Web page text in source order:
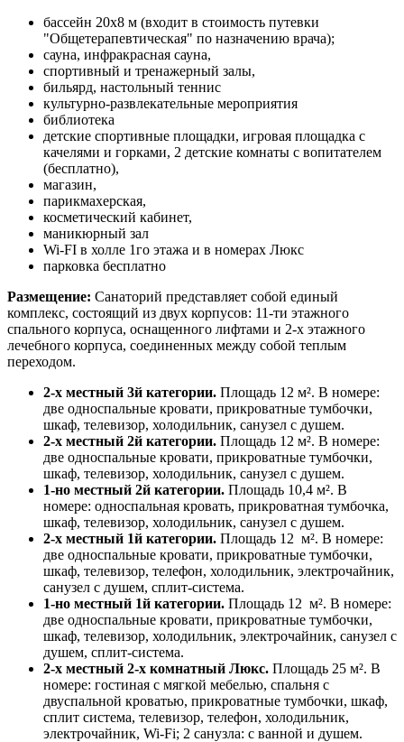
бассейн 20х8 м (входит в стоимость путевки
"Общетерапевтическая" по назначению врача);
сауна, инфракрасная сауна,
спортивный и тренажерный залы,
бильярд, настольный теннис
культурно-развлекательные мероприятия
библиотека
детские спортивные площадки, игровая площадка с
качелями и горками, 2 детские комнаты с вопитателем
(бесплатно),
магазин,
парикмахерская,
косметический кабинет,
маникюрный зал
Wi-FI в холле 1го этажа и в номерах Люкс
парковка бесплатно
Размещение: Санаторий представляет собой единый
комплекс, состоящий из двух корпусов: 11-ти этажного
спального корпуса, оснащенного лифтами и 2-х этажного
лечебного корпуса, соединенных между собой теплым
переходом.
2-х местный 3й категории. Площадь 12 м². В номере:
две односпальные кровати, прикроватные тумбочки,
шкаф, телевизор, холодильник, санузел с душем.
2-х местный 2й категории. Площадь 12 м². В номере:
две односпальные кровати, прикроватные тумбочки,
шкаф, телевизор, холодильник, санузел с душем.
1-но местный 2й категории. Площадь 10,4 м². В
номере: односпальная кровать, прикроватная тумбочка,
шкаф, телевизор, холодильник, санузел с душем.
2-х местный 1й категории. Площадь 12 м². В номере:
две односпальные кровати, прикроватные тумбочки,
шкаф, телевизор, телефон, холодильник, электрочайник,
санузел с душем, сплит-система.
1-но местный 1й категории. Площадь 12 м². В номере:
две односпальные кровати, прикроватные тумбочки,
шкаф, телевизор, холодильник, электрочайник, санузел с
душем, сплит-система.
2-х местный 2-х комнатный Люкс. Площадь 25 м². В
номере: гостиная с мягкой мебелью, спальня с
двуспальной кроватью, прикроватные тумбочки, шкаф,
сплит система, телевизор, телефон, холодильник,
электрочайник, Wi-Fi; 2 санузла: с ванной и душем.